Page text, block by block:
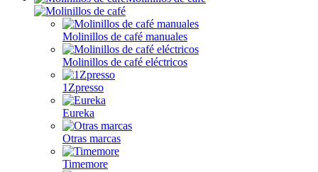
Molinillos de café manuales
Molinillos de café eléctricos
1Zpresso
Eureka
Otras marcas
Timemore